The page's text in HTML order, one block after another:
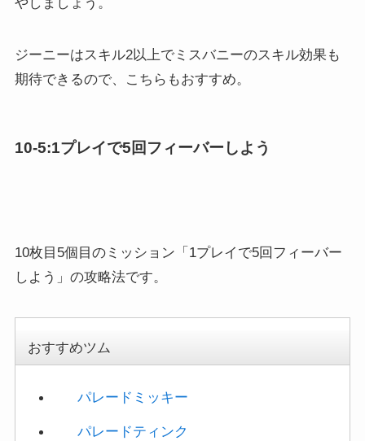
やしましょう。
ジーニーはスキル2以上でミスバニーのスキル効果も
期待できるので、こちらもおすすめ。
10-5:1プレイで5回フィーバーしよう
おすすめツム
パレードミッキー